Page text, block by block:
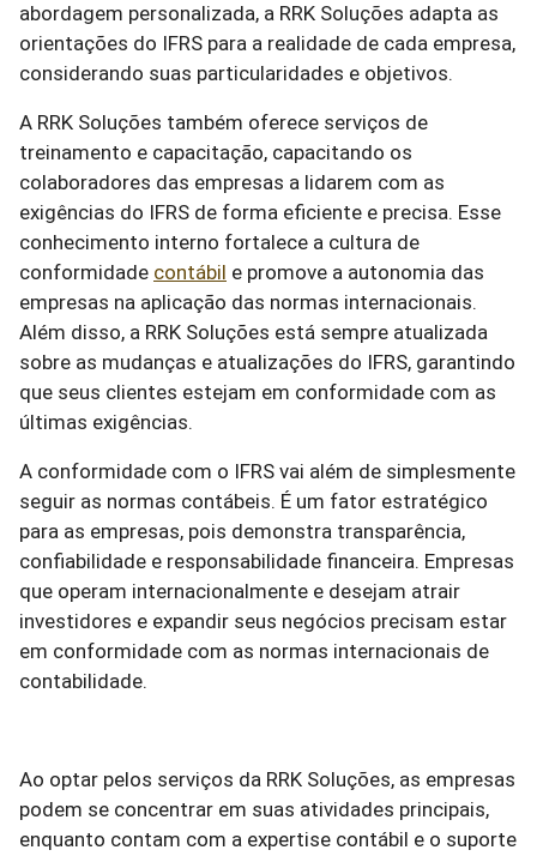
abordagem personalizada, a RRK Soluções adapta as
orientações do IFRS para a realidade de cada empresa,
considerando suas particularidades e objetivos.
A RRK Soluções também oferece serviços de
treinamento e capacitação, capacitando os
colaboradores das empresas a lidarem com as
exigências do IFRS de forma eficiente e precisa. Esse
conhecimento interno fortalece a cultura de
conformidade contábil e promove a autonomia das
empresas na aplicação das normas internacionais.
Além disso, a RRK Soluções está sempre atualizada
sobre as mudanças e atualizações do IFRS, garantindo
que seus clientes estejam em conformidade com as
últimas exigências.
A conformidade com o IFRS vai além de simplesmente
seguir as normas contábeis. É um fator estratégico
para as empresas, pois demonstra transparência,
confiabilidade e responsabilidade financeira. Empresas
que operam internacionalmente e desejam atrair
investidores e expandir seus negócios precisam estar
em conformidade com as normas internacionais de
contabilidade.
Ao optar pelos serviços da RRK Soluções, as empresas
podem se concentrar em suas atividades principais,
enquanto contam com a expertise contábil e o suporte